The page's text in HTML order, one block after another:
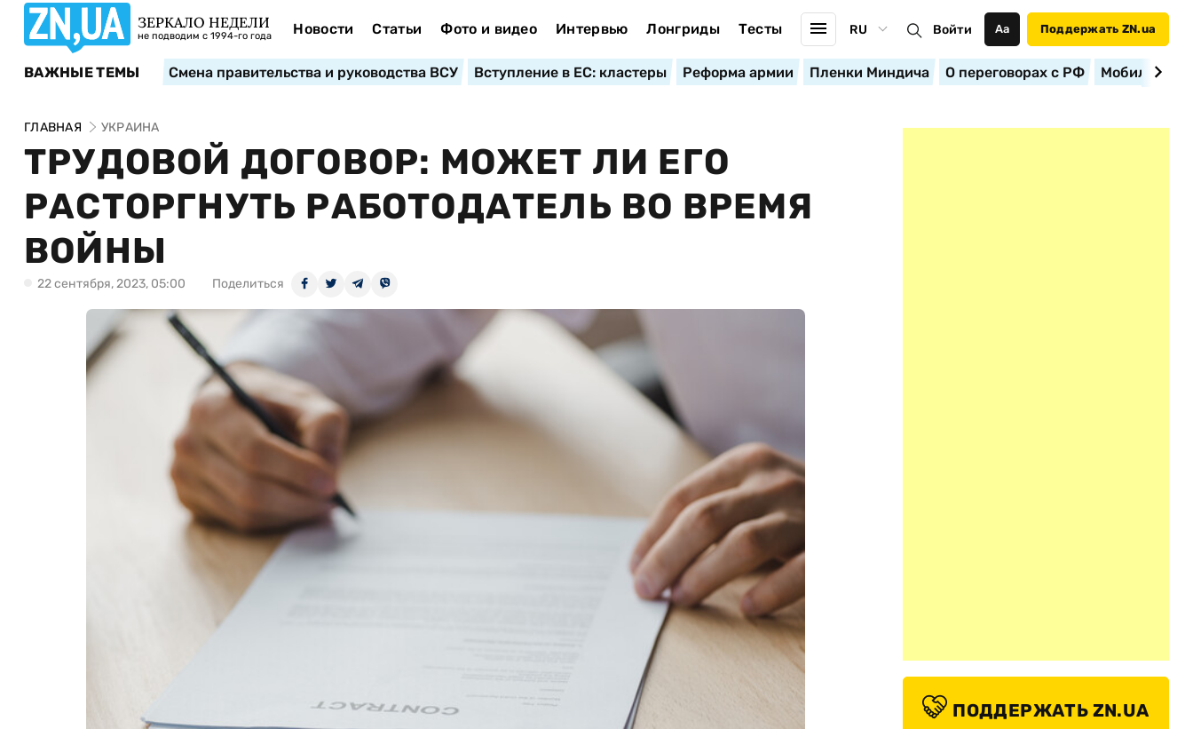
ЗЕРКАЛО НЕДЕЛИ
не подводим с 1994-го года Новости Статьи Фото и видео Интервью Лонгриды Тесты RU Войти Аа Поддержать ZN.ua
ВАЖНЫЕ ТЕМЫ Смена правительства и руководства ВСУ Вступление в ЕС: кластеры Реформа армии Пленки Миндича О переговорах с РФ
ГЛАВНАЯ УКРАИНА
ТРУДОВОЙ ДОГОВОР: МОЖЕТ ЛИ ЕГО
РАСТОРГНУТЬ РАБОТОДАТЕЛЬ ВО ВРЕМЯ
ВОЙНЫ
22 сентября, 2023, 05:00 Поделиться
ПОДДЕРЖАТЬ ZN.UA